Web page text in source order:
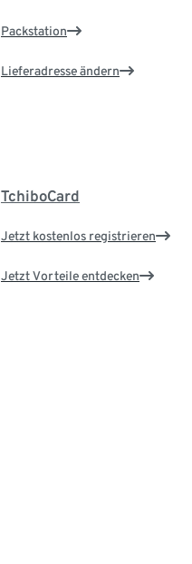
Packstation
Lieferadresse ändern
TchiboCard
Jetzt kostenlos registrieren
Jetzt Vorteile entdecken